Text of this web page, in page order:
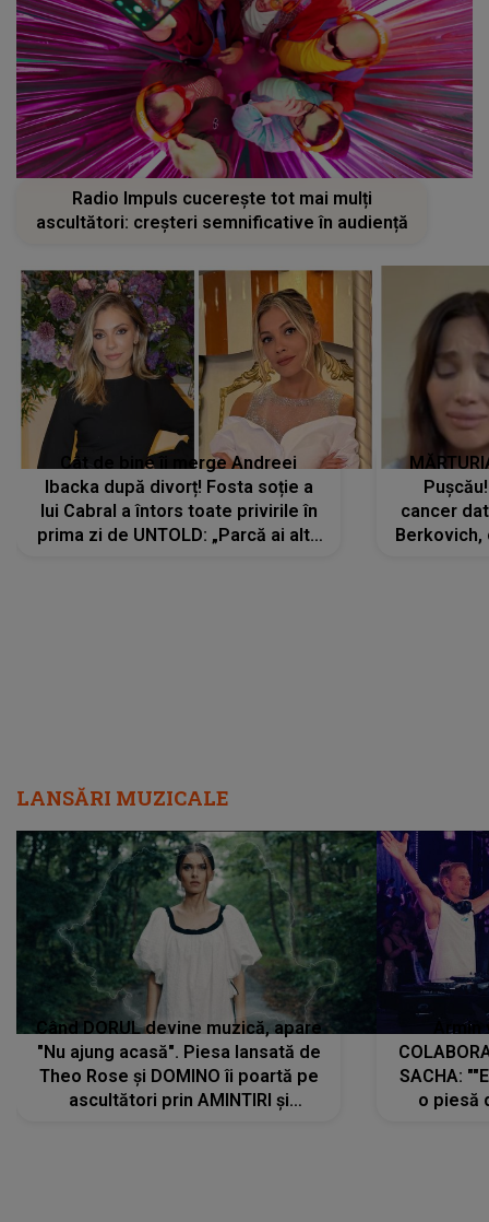
Radio Impuls cucerește tot mai mulți
ascultători: creșteri semnificative în audiență
Cât de bine îi merge Andreei
Ibacka după divorț! Fosta soție a
lui Cabral a întors toate privirile în
prima zi de UNTOLD: „Parcă ai altă
cancer
Berkovich,
LANSĂRI MUZICALE
Când DORUL devine muzică, apare
"Nu ajung acasă". Piesa lansată de
Theo Rose și DOMINO îi poartă pe
ascultători prin AMINTIRI și
SACHA:
o piesă